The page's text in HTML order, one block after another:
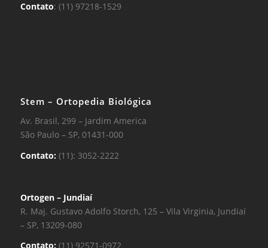
Contato: (11) 97218-1529
Stem – Ortopedia Biológica
Av. Brasil, 299 – Jardim America
São Paulo – SP, 01431-000
Contato: (11): 3052-2222
Ortogen – Jundiaí
R. Maj. Gustavo Adolfo Storch, 125 – Vila Virginia, Jundiaí
– SP, 13209-080
Contato: (11) 92571-0972